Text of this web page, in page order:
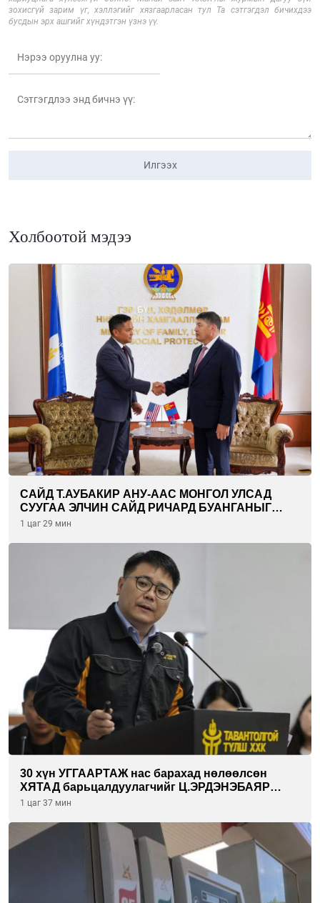
зохисгүй зарим үг, хэллэгийг хязгаарласан тул Та сэтгэгдэл бичихдээ
бусдын эрх ашгийг хүндэтгэн үзнэ үү.
Илгээх
Холбоотой мэдээ
САЙД Т.АУБАКИР АНУ-ААС МОНГОЛ УЛСАД
СУУГАА ЭЛЧИН САЙД РИЧАРД БУАНГАНЫГ
ХҮЛЭЭН АВЧ УУЛЗЛАА
1 цаг 29 мин
30 хүн УГГААРТАЖ нас барахад нөлөөлсөн
ХЯТАД барьцалдуулагчийг Ц.ЭРДЭНЭБАЯР
захирал дахин худалдаж авахаар болжээ
1 цаг 37 мин